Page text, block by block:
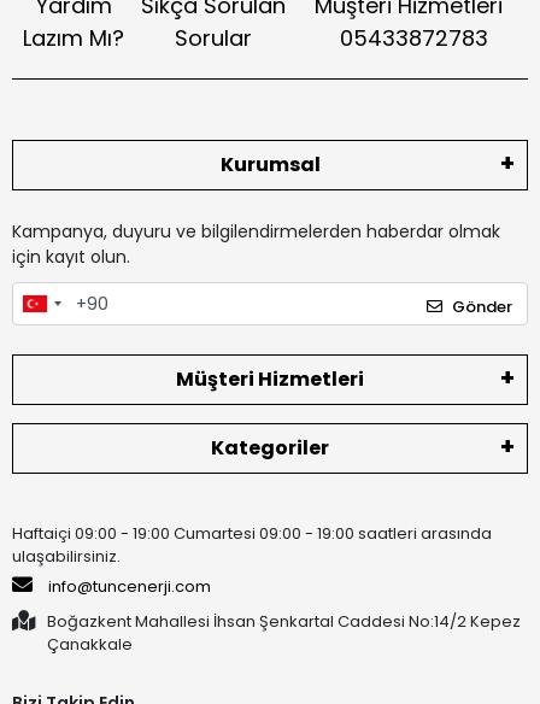
Lazım Mı?
Sorular
05433872783
Kurumsal
Kampanya, duyuru ve bilgilendirmelerden haberdar olmak
için kayıt olun.
Gönder
Müşteri Hizmetleri
Kategoriler
Haftaiçi 09:00 - 19:00 Cumartesi 09:00 - 19:00 saatleri arasında
ulaşabilirsiniz.
info@tuncenerji.com
Boğazkent Mahallesi İhsan Şenkartal Caddesi No:14/2 Kepez
Çanakkale